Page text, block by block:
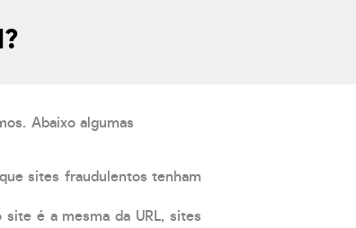
Abaixo algumas
sites fraudulentos tenham
é a mesma da URL, sites